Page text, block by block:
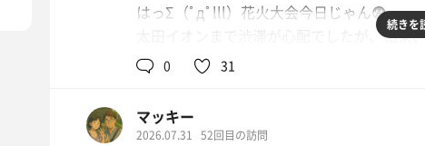
はっΣ（ﾟдﾟlll）花火大会今日じゃん😨
太田イオンまで渋滞が心配でしたが、結果
体はもう始まっていたので、渋滞に巻き込
て見える位置があったりして、、、月曜日
通例ですが、今年はすっかり忘れてたなぁ
続きを
0 31
マッキー
2026.07.31 52回目の訪問